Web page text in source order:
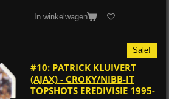
In winkelwagen
Sale!
#10: PATRICK KLUIVERT
(AJAX) - CROKY/NIBB-IT
TOPSHOTS EREDIVISIE 1995-